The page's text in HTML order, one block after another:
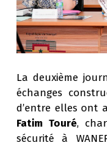
La deuxième
échanges
d’entre elles ont
Fatim Touré,
sécurité à